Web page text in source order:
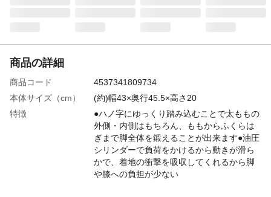
商品の詳細
商品コード
4537341809734
本体サイズ（cm）
(約)幅43×奥行45.5×高さ20
特徴
●ハノ字にゆっくり踏み込むことで太ももの
外側・内側はもちろん、ももからふくらは
ぎまで脚全体を鍛えることが出来ます●油圧
シリンダーで負荷をかけるから動きが滑ら
かで、着地の衝撃を吸収してくれるから脚
や膝への負担が少ない